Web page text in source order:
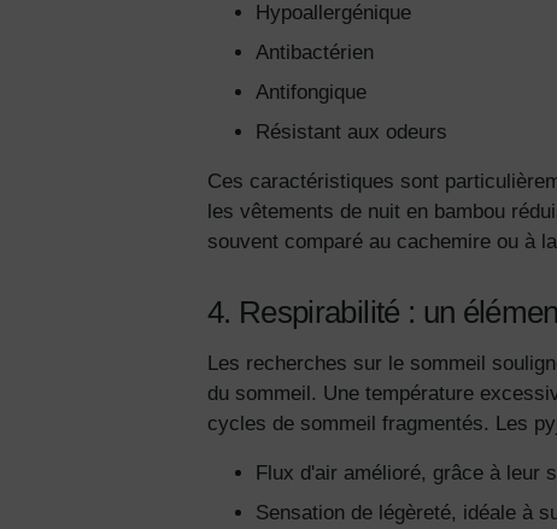
Hypoallergénique
Antibactérien
Antifongique
Résistant aux odeurs
Ces caractéristiques sont
les vêtements de nuit en bambou
souvent comparé au cachemire ou à
4. Respirabilité : un
Les recherches sur le sommeil
du sommeil. Une température
cycles de sommeil fragmentés. Les
Flux d'air amélioré, grâce à leur
Sensation de légèreté, idéale à